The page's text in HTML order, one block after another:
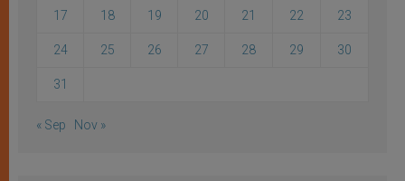
17 18 19 20 21 22 23
24 25 26 27 28 29 30
31
« Sep Nov »